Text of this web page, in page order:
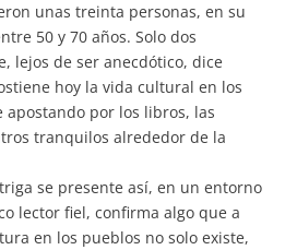
unas treinta personas, en su
50 y 70 años. Solo dos
lejos de ser anecdótico, dice
hoy la vida cultural en los
apostando por los libros, las
tranquilos alrededor de la
se presente así, en un entorno
lector fiel, confirma algo que a
en los pueblos no solo existe,